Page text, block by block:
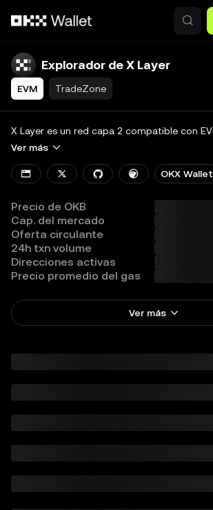
Explorador de X Layer
EVM
TradeZone
Blockchain
Tokens y NFT
Developers
More
Ver todas las cadenas
Ver más
OKX Wallet
Precio de OKB
Cap. del mercado
Oferta circulante
24h txn volume
Direcciones activas
Precio promedio del gas
Ver más